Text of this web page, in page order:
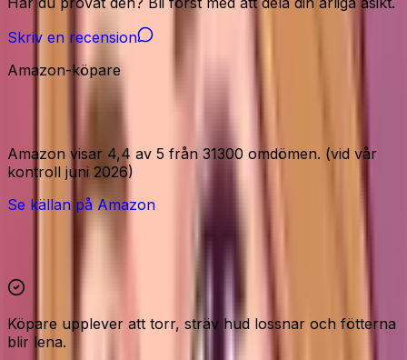
Skriv en recension
Amazon-köpare
Amazon visar 4,4 av 5 från 31300 omdömen. (vid vår
kontroll juni 2026)
Se källan på Amazon
Höjdpunkter och reservationer
Köpare upplever att torr, sträv hud lossnar och fötterna
blir lena.